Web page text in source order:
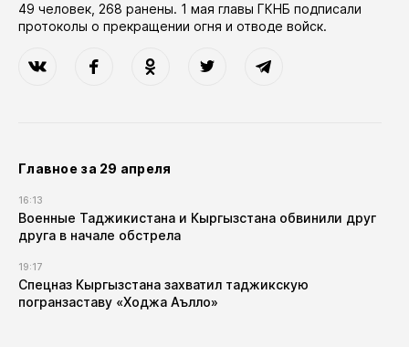
49 человек, 268 ранены. 1 мая главы ГКНБ подписали
протоколы о прекращении огня и отводе войск.
Главное за 29 апреля
16:13
Военные Таджикистана и Кыргызстана обвинили друг
друга в начале обстрела
19:17
Спецназ Кыргызстана захватил таджикскую
погранзаставу «Ходжа Аълло»